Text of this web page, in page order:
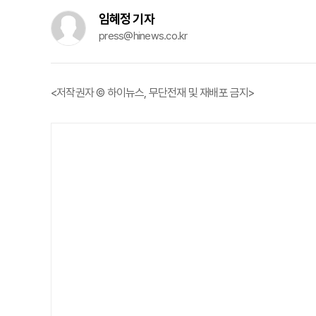
임혜정 기자
press@hinews.co.kr
<저작권자 © 하이뉴스, 무단전재 및 재배포 금지>